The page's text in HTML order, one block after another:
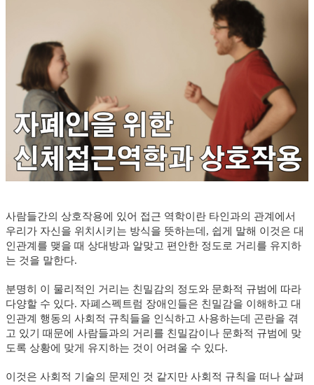
사람들간의 상호작용에 있어 접근 역학이란 타인과의 관계에서
우리가 자신을 위치시키는 방식을 뜻하는데, 쉽게 말해 이것은 대
인관계를 맺을 때 상대방과 알맞고 편안한 정도로 거리를 유지하
는 것을 말한다.
분명히 이 물리적인 거리는 친밀감의 정도와 문화적 규범에 따라
다양할 수 있다. 자폐스펙트럼 장애인들은 친밀감을 이해하고 대
인관계 행동의 사회적 규칙들을 인식하고 사용하는데 곤란을 겪
고 있기 때문에 사람들과의 거리를 친밀감이나 문화적 규범에 맞
도록 상황에 맞게 유지하는 것이 어려울 수 있다.
이것은 사회적 기술의 문제인 것 같지만 사회적 규칙을 떠나 살펴